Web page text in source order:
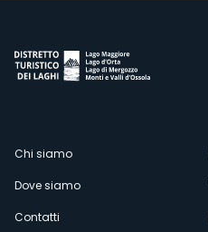
Menù
secondario
Chi siamo
Dove siamo
Contatti